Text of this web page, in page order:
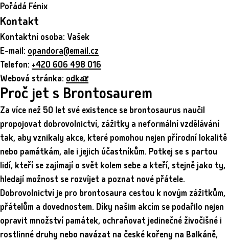
Pořádá Fénix
Kontakt
Kontaktní osoba: Vašek
E-mail: opandora@email.cz
Telefon: +420 606 498 016
Webová stránka: odkaz
Proč jet s Brontosaurem
Za více než 50 let své existence se brontosaurus naučil
propojovat dobrovolnictví, zážitky a neformální vzdělávání
tak, aby vznikaly akce, které pomohou nejen přírodní lokalitě
nebo památkám, ale i jejich účastníkům. Potkej se s partou
lidí, kteří se zajímají o svět kolem sebe a kteří, stejně jako ty,
hledají možnost se rozvíjet a poznat nové přátele.
Dobrovolnictví je pro brontosaura cestou k novým zážitkům,
přátelům a dovednostem. Díky našim akcím se podařilo nejen
opravit množství památek, ochraňovat jedinečné živočišné i
rostlinné druhy nebo navázat na české kořeny na Balkáně,